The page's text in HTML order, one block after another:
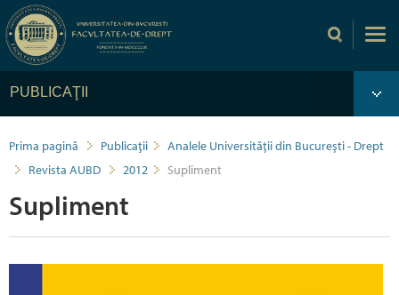
PUBLICAŢII
Prima pagină Publicaţii
Analele Universității din București - Drept
Revista AUBD
2012 Supliment
Supliment